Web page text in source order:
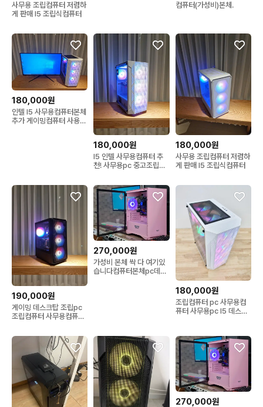
사무용 조립컴퓨터 저렴하
게 판매 I5 조립식컴퓨터
컴퓨터(가성비)본체.
180,000원
인텔 I5 사무용컴퓨터본체
추가 게이밍컴퓨터 사용가
180,000원
I5 인텔 사무용컴퓨터 추
천! 사무용pc 중고조립컴
180,000원
사무용 조립컴퓨터 저렴하
게 판매 I5 조립식컴퓨터
190,000원
게이밍 데스크탑 조립pc
조립컴퓨터 사무용컴퓨터
270,000원
가성비 본체 싹 다 여기있
습니다컴퓨터본체pc데스
180,000원
조립컴퓨터 pc 사무용컴
퓨터 사무용pc I5 데스크
270,000원